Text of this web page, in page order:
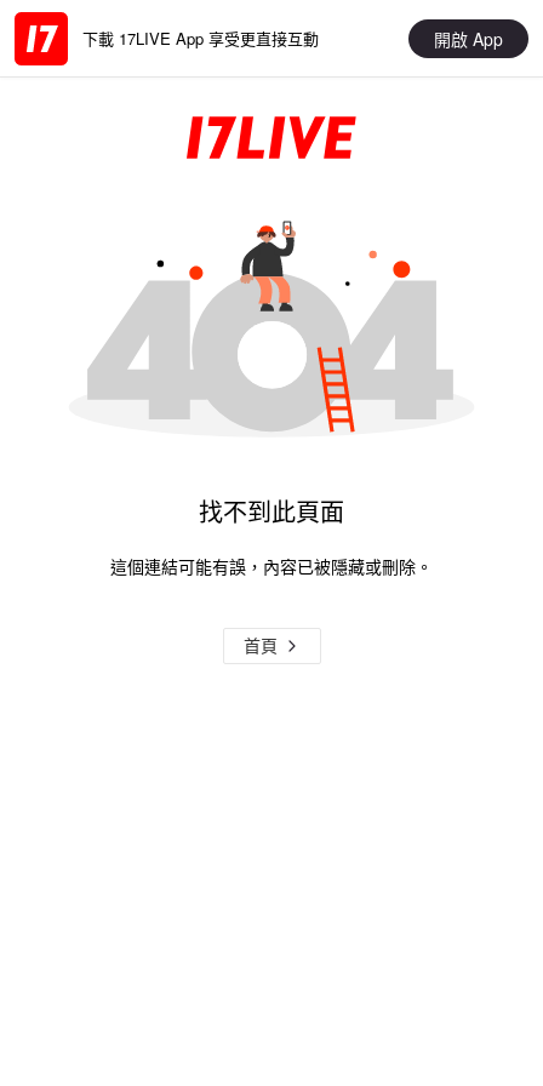
下載 17LIVE App 享受更直接互動 開啟 App
找不到此頁面
這個連結可能有誤，內容已被隱藏或刪除。
首頁